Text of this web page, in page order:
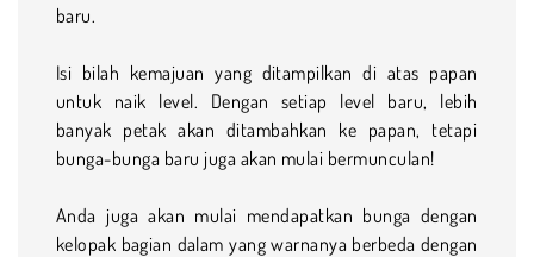
baru.
Isi bilah kemajuan yang ditampilkan di atas papan
untuk naik level. Dengan setiap level baru, lebih
banyak petak akan ditambahkan ke papan, tetapi
bunga-bunga baru juga akan mulai bermunculan!
Anda juga akan mulai mendapatkan bunga dengan
kelopak bagian dalam yang warnanya berbeda dengan